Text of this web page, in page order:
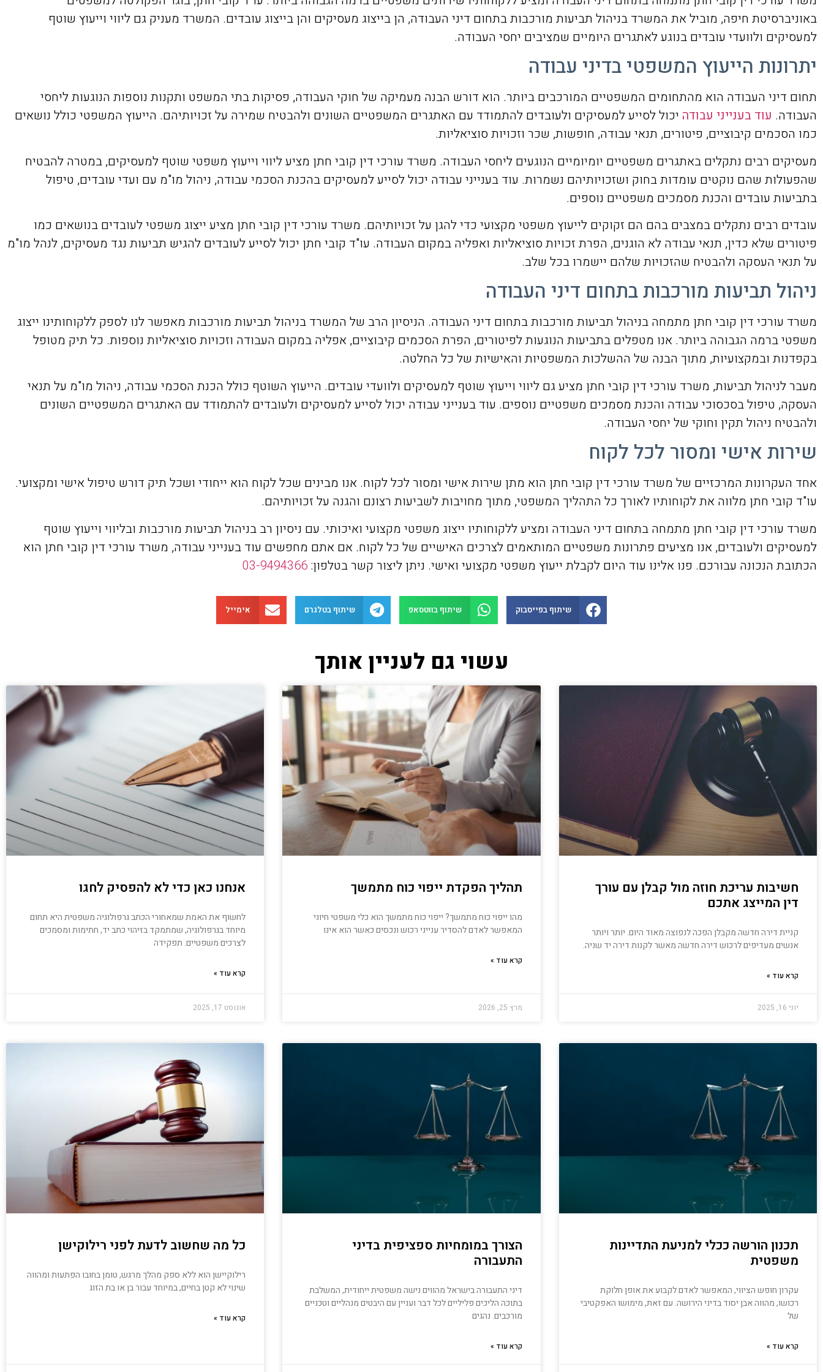
באוניברסיטת חיפה, מוביל את המשרד בניהול תביעות מורכבות בתחום דיני העבודה, הן בייצוג מעסיקים והן בייצוג עובדים. המשרד מעניק גם ליווי וייעוץ שוטף
למעסיקים ולוועדי עובדים בנוגע לאתגרים היומיים שמציבים יחסי העבודה.
יתרונות הייעוץ המשפטי בדיני עבודה
תחום דיני העבודה הוא מהתחומים המשפטיים המורכבים ביותר. הוא דורש הבנה מעמיקה של חוקי העבודה, פסיקות בתי המשפט ותקנות נוספות הנוגעות ליחסי
העבודה. עוד בענייני עבודה יכול לסייע למעסיקים ולעובדים להתמודד עם האתגרים המשפטיים השונים ולהבטיח שמירה על זכויותיהם. הייעוץ המשפטי כולל נושאים
כמו הסכמים קיבוציים, פיטורים, תנאי עבודה, חופשות, שכר וזכויות סוציאליות.
מעסיקים רבים נתקלים באתגרים משפטיים יומיומיים הנוגעים ליחסי העבודה. משרד עורכי דין קובי חתן מציע ליווי וייעוץ משפטי שוטף למעסיקים, במטרה להבטיח
שהפעולות שהם נוקטים עומדות בחוק ושזכויותיהם נשמרות. עוד בענייני עבודה יכול לסייע למעסיקים בהכנת הסכמי עבודה, ניהול מו"מ עם ועדי עובדים, טיפול
בתביעות עובדים והכנת מסמכים משפטיים נוספים.
עובדים רבים נתקלים במצבים בהם הם זקוקים לייעוץ משפטי מקצועי כדי להגן על זכויותיהם. משרד עורכי דין קובי חתן מציע ייצוג משפטי לעובדים בנושאים כמו
פיטורים שלא כדין, תנאי עבודה לא הוגנים, הפרת זכויות סוציאליות ואפליה במקום העבודה. עו"ד קובי חתן יכול לסייע לעובדים להגיש תביעות נגד מעסיקים, לנהל מו"מ
על תנאי העסקה ולהבטיח שהזכויות שלהם יישמרו בכל שלב.
ניהול תביעות מורכבות בתחום דיני העבודה
משרד עורכי דין קובי חתן מתמחה בניהול תביעות מורכבות בתחום דיני העבודה. הניסיון הרב של המשרד בניהול תביעות מורכבות מאפשר לנו לספק ללקוחותינו ייצוג
משפטי ברמה הגבוהה ביותר. אנו מטפלים בתביעות הנוגעות לפיטורים, הפרת הסכמים קיבוציים, אפליה במקום העבודה וזכויות סוציאליות נוספות. כל תיק מטופל
בקפדנות ובמקצועיות, מתוך הבנה של ההשלכות המשפטיות והאישיות של כל החלטה.
מעבר לניהול תביעות, משרד עורכי דין קובי חתן מציע גם ליווי וייעוץ שוטף למעסיקים ולוועדי עובדים. הייעוץ השוטף כולל הכנת הסכמי עבודה, ניהול מו"מ על תנאי
העסקה, טיפול בסכסוכי עבודה והכנת מסמכים משפטיים נוספים. עוד בענייני עבודה יכול לסייע למעסיקים ולעובדים להתמודד עם האתגרים המשפטיים השונים
ולהבטיח ניהול תקין וחוקי של יחסי העבודה.
שירות אישי ומסור לכל לקוח
אחד העקרונות המרכזיים של משרד עורכי דין קובי חתן הוא מתן שירות אישי ומסור לכל לקוח. אנו מבינים שכל לקוח הוא ייחודי ושכל תיק דורש טיפול אישי ומקצועי.
עו"ד קובי חתן מלווה את לקוחותיו לאורך כל התהליך המשפטי, מתוך מחויבות לשביעות רצונם והגנה על זכויותיהם.
משרד עורכי דין קובי חתן מתמחה בתחום דיני העבודה ומציע ללקוחותיו ייצוג משפטי מקצועי ואיכותי. עם ניסיון רב בניהול תביעות מורכבות ובליווי וייעוץ שוטף
למעסיקים ולעובדים, אנו מציעים פתרונות משפטיים המותאמים לצרכים האישיים של כל לקוח. אם אתם מחפשים עוד בענייני עבודה, משרד עורכי דין קובי חתן הוא
הכתובת הנכונה עבורכם. פנו אלינו עוד היום לקבלת ייעוץ משפטי מקצועי ואישי. ניתן ליצור קשר בטלפון: 03-9494366
שיתוף בפייסבוק שיתוף בווטסאפ שיתוף בטלגרם אימייל
עשוי גם לעניין אותך
חשיבות עריכת חוזה מול קבלן עם עורך
דין המייצג אתכם
קניית דירה חדשה מקבלן הפכה לנפוצה מאוד היום. יותר ויותר
אנשים מעדיפים לרכוש דירה חדשה מאשר לקנות דירה יד שניה.
קרא עוד »
יוני 16, 2025
תהליך הפקדת ייפוי כוח מתמשך
מהו ייפוי כוח מתמשך? ייפוי כוח מתמשך הוא כלי משפטי חיוני
המאפשר לאדם להסדיר ענייני רכוש ונכסים כאשר הוא אינו
קרא עוד »
מרץ 25, 2026
אנחנו כאן כדי לא להפסיק לחגו
לחשוף את האמת שמאחורי הכתב גרפולוגיה משפטית היא תחום
מיוחד בגרפולוגיה, שמתמקד בזיהוי כתב יד, חתימות ומסמכים
לצרכים משפטיים. תפקידה
קרא עוד »
אוגוסט 17, 2025
תכנון הורשה ככלי למניעת התדיינות
משפטית
עקרון חופש הציווי, המאפשר לאדם לקבוע את אופן חלוקת
רכושו, מהווה אבן יסוד בדיני הירושה. עם זאת, מימושו האפקטיבי
של
קרא עוד »
הצורך במומחיות ספציפית בדיני
התעבורה
דיני התעבורה בישראל מהווים נישה משפטית ייחודית, המשלבת
בתוכה הליכים פליליים לכל דבר ועניין עם היבטים מנהליים וטכניים
מורכבים. נהגים
קרא עוד »
כל מה שחשוב לדעת לפני רילוקישן
רילוקיישן הוא ללא ספק מהלך מרגש, טומן בחובו הפתעות ומהווה
שינוי לא קטן בחיים, במיוחד עבור בן או בת הזוג
קרא עוד »